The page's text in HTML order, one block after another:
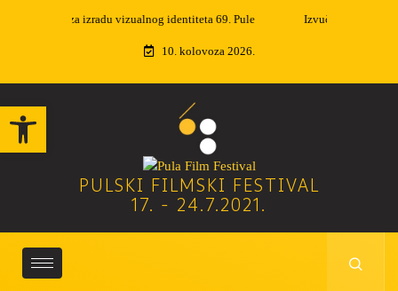
Open toolbar
Izvučeni dobitnici nagradne igre
10. kolovoza 2026.
PULSKI FILMSKI FESTIVAL
17. - 24.7.2021.